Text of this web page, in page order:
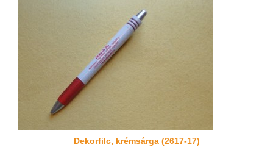
Dekorfilc, krémsárga (2617-17)